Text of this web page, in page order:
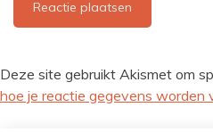
Deze site gebruikt Akismet om
hoe je reactie gegevens worden